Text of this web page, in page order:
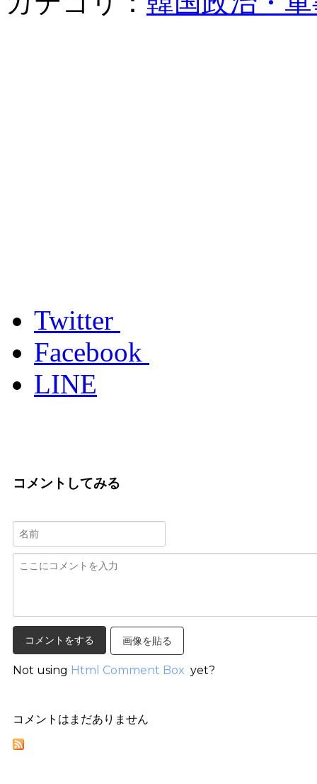
Twitter
Facebook
LINE
コメントしてみる
画像を貼る
Not using Html Comment Box yet?
コメントはまだありません